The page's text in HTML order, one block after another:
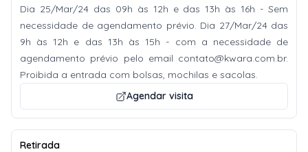
Dia 25/Mar/24 das 09h às 12h e das 13h às 16h - Sem
necessidade de agendamento prévio. Dia 27/Mar/24 das
9h às 12h e das 13h às 15h - com a necessidade de
agendamento prévio pelo email contato@kwara.com.br.
Proibida a entrada com bolsas, mochilas e sacolas.
Agendar visita
Retirada